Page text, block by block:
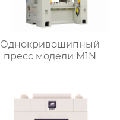
Однокривошипный
пресс модели М1N